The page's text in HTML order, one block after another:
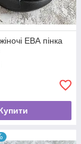
ЕВА пінка